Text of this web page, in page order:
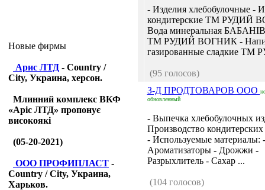
Новые фирмы
Арис ЛТД - Country /
City, Украина, херсон.
Млинний комплекс ВКФ
«Аріс ЛТД» пропонує
високоякі
(05-20-2021)
ООО ПРОФИПЛАСТ -
Country / City, Украина,
Харьков.
- Изделия хлебобулочные -
кондитерские ТМ РУДИЙ
Вода минеральная
ТМ РУДИЙ ВОГНИК -
газированные сладкие ТМ
(95 голосов)
З-Д ПРОДТОВАРОВ ООО
обновленный
- Выпечка хлебобулочных
Производство
- Используемые материалы:
Ароматизаторы - Дрожжи -
Разрыхлитель - Сахар ...
(104 голосов)